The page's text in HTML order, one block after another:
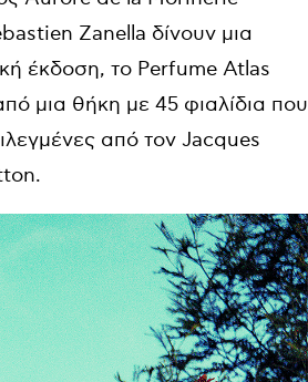
Zanella δίνουν μια
έκδοση, το Perfume Atlas
μια θήκη με 45 φιαλίδια που
από τον Jacques